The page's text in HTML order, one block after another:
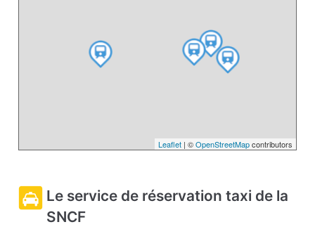
Leaflet| ©OpenStreetMapcontributors
Le service de réservation taxi de la
SNCF